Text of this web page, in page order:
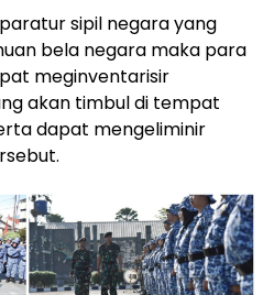
sipil negara yang
bela negara maka para
meginventarisir
akan timbul di tempat
dapat mengeliminir